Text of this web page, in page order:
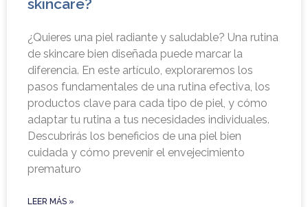
skincare?
¿Quieres una piel radiante y saludable? Una rutina
de skincare bien diseñada puede marcar la
diferencia. En este artículo, exploraremos los
pasos fundamentales de una rutina efectiva, los
productos clave para cada tipo de piel, y cómo
adaptar tu rutina a tus necesidades individuales.
Descubrirás los beneficios de una piel bien
cuidada y cómo prevenir el envejecimiento
prematuro
LEER MÁS »